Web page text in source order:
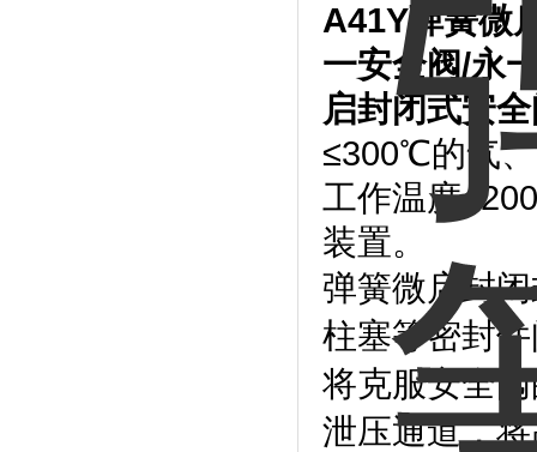
A41Y弹簧微
一安全阀/永
启封闭式安
≤300℃的气、
工作温度
装置。
弹簧微启封
柱塞等密封
将克服安全
泄压通道，